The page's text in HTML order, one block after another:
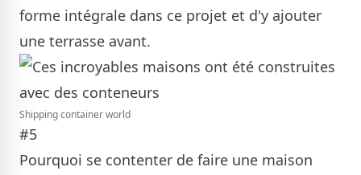
forme intégrale dans ce projet et d'y ajouter
une terrasse avant.
Shipping container world
#5
Pourquoi se contenter de faire une maison